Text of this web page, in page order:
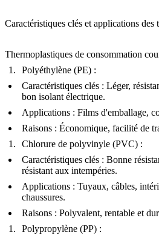
Caractéristiques clés et applications des
Thermoplastiques de consommation
Polyéthylène (PE) :
Caractéristiques clés : Léger,
bon isolant électrique.
Applications : Films d'emballage,
Raisons : Économique, facilité de
Chlorure de polyvinyle (PVC) :
Caractéristiques clés : Bonne
résistant aux intempéries.
Applications : Tuyaux, câbles,
chaussures.
Raisons : Polyvalent, rentable et
Polypropylène (PP) :